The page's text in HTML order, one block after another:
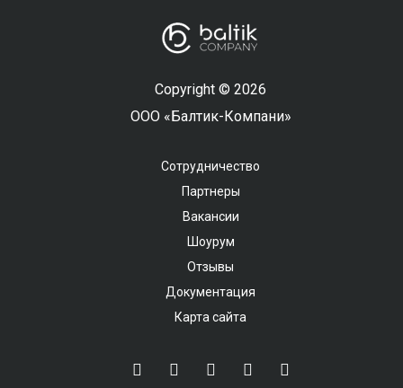
Copyright © 2026
ООО «Балтик-Компани»
Сотрудничество
Партнеры
Вакансии
Шоурум
Отзывы
Документация
Карта сайта